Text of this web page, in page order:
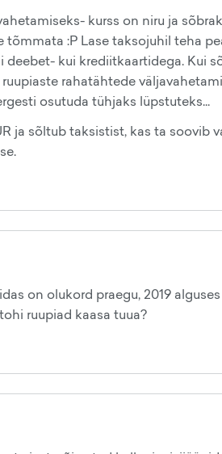
kurss on niru ja
tõmmata :P Lase taksojuhil teha
kui krediitkaartidega. Kui
rahatähtede
osutuda tühjaks lüpstuteks...
ja sõltub taksistist, kas ta
on olukord praegu, 2019
ruupiad kaasa tuua?